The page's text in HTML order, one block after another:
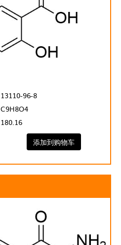
13110-96-8
C9H8O4
180.16
添加到购物车